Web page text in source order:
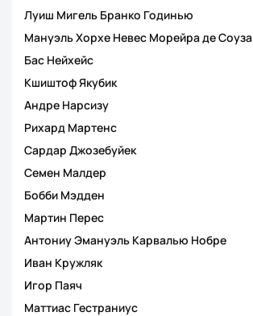
Луиш Мигель Бранко Годинью
Мануэль Хорхе Невес Морейра де Соуза
Бас Нейхейс
Кшиштоф Якубик
Андре Нарсизу
Рихард Мартенс
Сардар Джозебуйек
Семен Малдер
Бобби Мэдден
Мартин Перес
Антониу Эмануэль Карвалью Нобре
Иван Кружляк
Игор Паяч
Маттиас Гестраниус